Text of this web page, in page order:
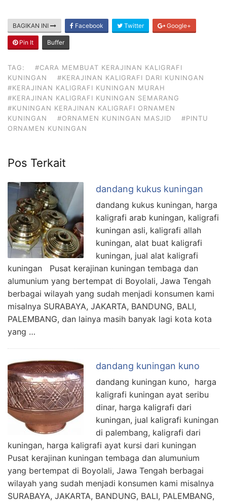
BAGIKAN INI Facebook Twitter Google+
Pin It Buffer
TAG:
#CARA MEMBUAT KERAJINAN KALIGRAFI
KUNINGAN
#KERAJINAN KALIGRAFI DARI KUNINGAN
#KERAJINAN KALIGRAFI KUNINGAN MURAH
#KERAJINAN KALIGRAFI KUNINGAN SEMARANG
#KUNINGAN KERAJINAN KALIGRAFI ORNAMEN
KUNINGAN
#ORNAMEN KUNINGAN MASJID
#PINTU
ORNAMEN KUNINGAN
Pos Terkait
dandang kukus kuningan
dandang kukus kuningan, harga
kaligrafi arab kuningan, kaligrafi
kuningan asli, kaligrafi allah
kuningan, alat buat kaligrafi
kuningan, jual alat kaligrafi
kuningan Pusat kerajinan kuningan tembaga dan
alumunium yang bertempat di Boyolali, Jawa Tengah
berbagai wilayah yang sudah menjadi konsumen kami
misalnya SURABAYA, JAKARTA, BANDUNG, BALI,
PALEMBANG, dan lainya masih banyak lagi kota kota
yang …
dandang kuningan kuno
dandang kuningan kuno, harga
kaligrafi kuningan ayat seribu
dinar, harga kaligrafi dari
kuningan, jual kaligrafi kuningan
di palembang, kaligrafi dari
kuningan, harga kaligrafi ayat kursi dari kuningan
Pusat kerajinan kuningan tembaga dan alumunium
yang bertempat di Boyolali, Jawa Tengah berbagai
wilayah yang sudah menjadi konsumen kami misalnya
SURABAYA, JAKARTA, BANDUNG, BALI, PALEMBANG,